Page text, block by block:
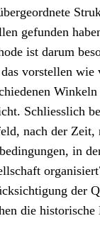
gefun­den
ist darum
vorstellen wie
Schliesslich
nach der Zeit,
in
der
die his­torische